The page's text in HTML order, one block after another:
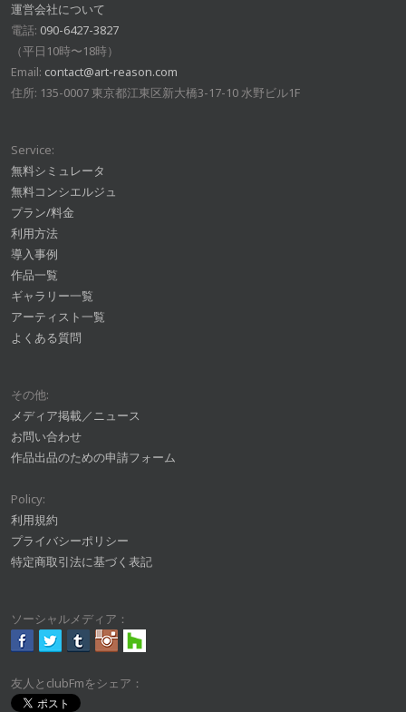
運営会社について
電話: 090-6427-3827
（平日10時〜18時）
Email: contact@art-reason.com
住所: 135-0007 東京都江東区新大橋3-17-10 水野ビル1F
Service:
無料シミュレータ
無料コンシエルジュ
プラン/料金
利用方法
導入事例
作品一覧
ギャラリー一覧
アーティスト一覧
よくある質問
その他:
メディア掲載／ニュース
お問い合わせ
作品出品のための申請フォーム
Policy:
利用規約
プライバシーポリシー
特定商取引法に基づく表記
ソーシャルメディア：
友人とclubFmをシェア：